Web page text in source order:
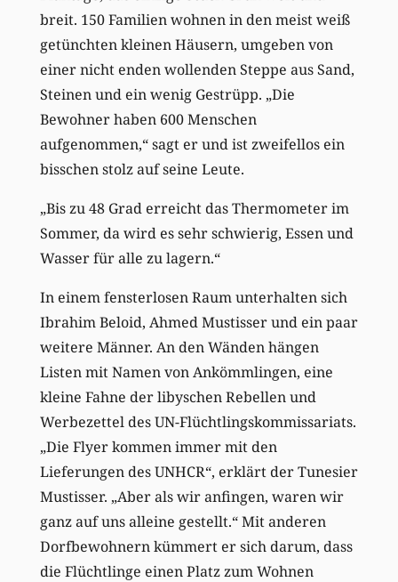
breit. 150 Familien wohnen in den meist weiß
getünchten kleinen Häusern, umgeben von
einer nicht enden wollenden Steppe aus Sand,
Steinen und ein wenig Gestrüpp. „Die
Bewohner haben 600 Menschen
aufgenommen,“ sagt er und ist zweifellos ein
bisschen stolz auf seine Leute.
„Bis zu 48 Grad erreicht das Thermometer im
Sommer, da wird es sehr schwierig, Essen und
Wasser für alle zu lagern.“
In einem fensterlosen Raum unterhalten sich
Ibrahim Beloid, Ahmed Mustisser und ein paar
weitere Männer. An den Wänden hängen
Listen mit Namen von Ankömmlingen, eine
kleine Fahne der libyschen Rebellen und
Werbezettel des UN-Flüchtlingskommissariats.
„Die Flyer kommen immer mit den
Lieferungen des UNHCR“, erklärt der Tunesier
Mustisser. „Aber als wir anfingen, waren wir
ganz auf uns alleine gestellt.“ Mit anderen
Dorfbewohnern kümmert er sich darum, dass
die Flüchtlinge einen Platz zum Wohnen